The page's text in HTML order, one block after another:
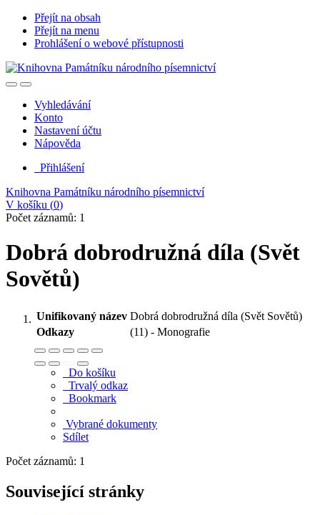
Přejít na obsah
Přejít na menu
Prohlášení o webové přístupnosti
Vyhledávání
Konto
Nastavení účtu
Nápověda
Přihlášení
Knihovna Památníku národního písemnictví
V košíku (0)
Počet záznamů: 1
Dobrá dobrodružná díla (Svět
Sovětů)
Unifikovaný název Dobrá dobrodružná díla (Svět Sovětů)
Odkazy
(11) - Monografie
Do košíku
Trvalý odkaz
Bookmark
Vybrané dokumenty
Sdílet
Počet záznamů: 1
Související stránky